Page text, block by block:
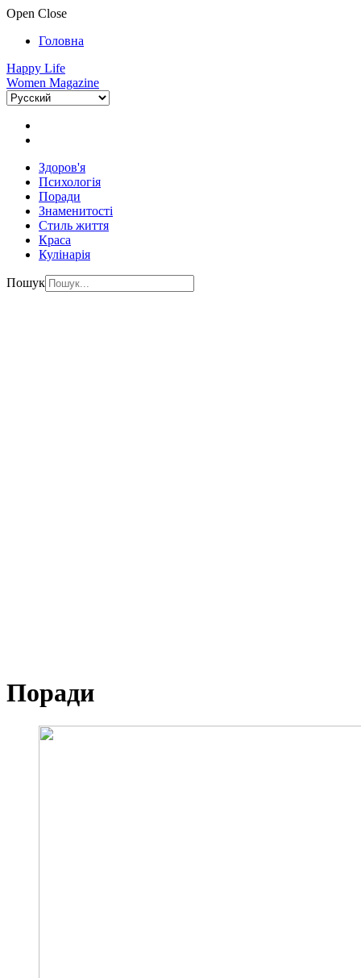
Open Close
Головна
Happy Life
Women Magazine
Здоров'я
Психологія
Поради
Знаменитості
Стиль життя
Краса
Кулінарія
Пошук
Поради